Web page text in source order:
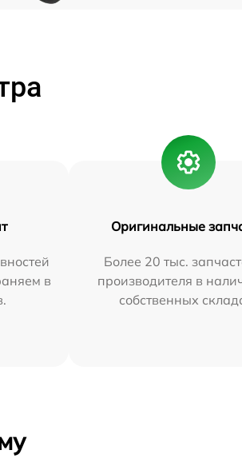
в
Оригинальные
Более 20 тыс.
производителя в
собственных